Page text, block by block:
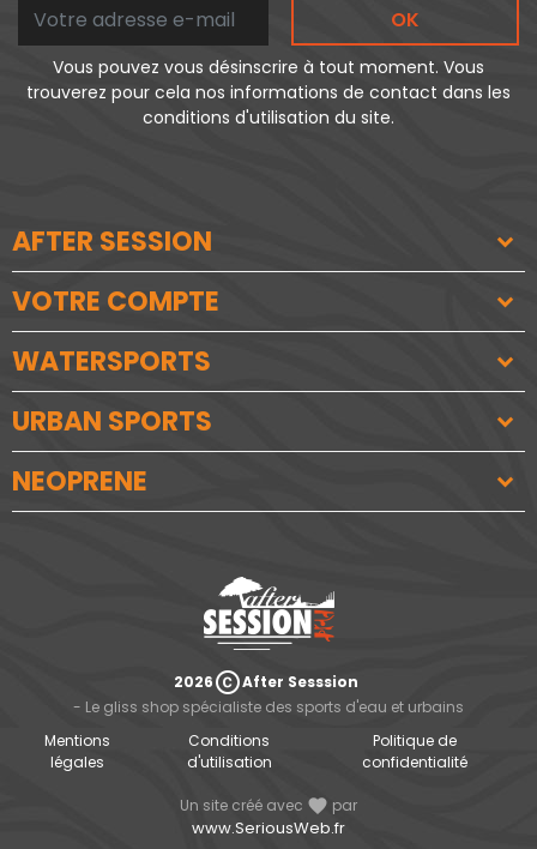
OK
Vous pouvez vous désinscrire à tout moment. Vous
trouverez pour cela nos informations de contact dans les
conditions d'utilisation du site.
AFTER SESSION
VOTRE COMPTE
WATERSPORTS
URBAN SPORTS
NEOPRENE
2026copyrightAfter Sesssion
- Le gliss shop spécialiste des sports d'eau et urbains
Mentions
légales
Conditions
d'utilisation
Politique de
confidentialité
Un site créé avec favorite par
www.SeriousWeb.fr